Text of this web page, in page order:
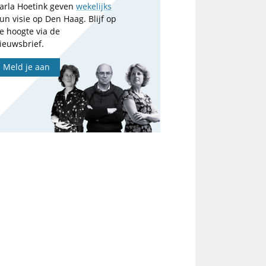
Hoetink gevenwekelijks
visie op Den Haag. Blijf op
hoogte via de
Meld je aan